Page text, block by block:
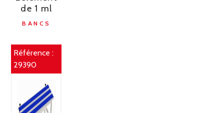
de 1 ml
BANCS
Référence :
29390